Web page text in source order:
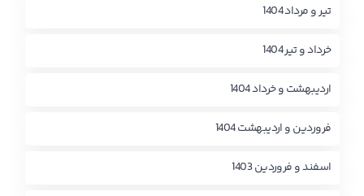
تیر و مرداد 1404
خرداد و تیر 1404
اردیبهشت و خرداد 1404
فروردین و اردیبهشت 1404
اسفند و فروردین 1403